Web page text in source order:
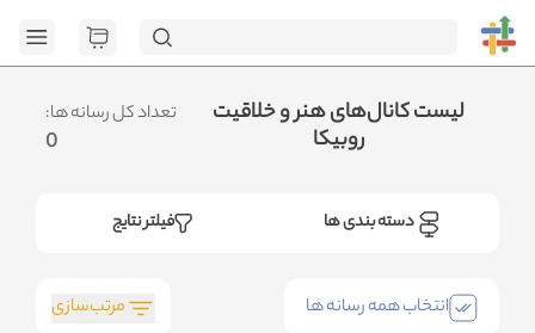
تعداد کل رسانه ها:
0
لیست کانال‌های هنر و خلاقیت
روبیکا
فیلتر نتایج دسته بندی ها
مرتب‌سازی انتخاب همه رسانه ها
page=1&social=all&sort_field=orders_num&sort_type=desc":
<no response> Failed to fetch
.متوجه شدم